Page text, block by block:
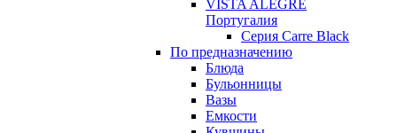
VISTA ALEGRE
Португалия
Серия Carre Black
По предназначению
Блюда
Бульонницы
Вазы
Емкости